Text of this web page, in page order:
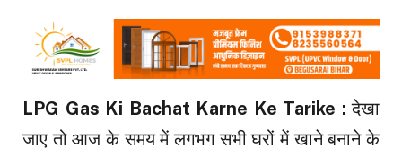
LPG Gas Ki Bachat Karne Ke Tarike :देखा
जाए तो आज के समय में लगभग सभी घरों में खाने बनाने के